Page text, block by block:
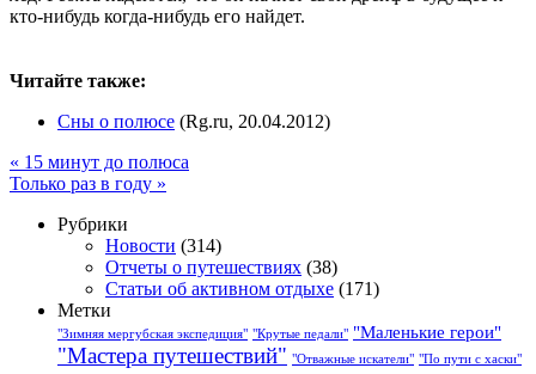
кто-нибудь когда-нибудь его найдет.
Читайте также:
Сны о полюсе (Rg.ru, 20.04.2012)
« 15 минут до полюса
Только раз в году »
Рубрики
Новости (314)
Отчеты о путешествиях (38)
Статьи об активном отдыхе (171)
Метки
"Зимняя мергубская экспедиция" "Крутые педали" "Маленькие герои"
"Мастера путешествий" "Отважные искатели" "По пути с хаски"